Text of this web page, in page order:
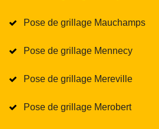
Pose de grillage Mauchamps
Pose de grillage Mennecy
Pose de grillage Mereville
Pose de grillage Merobert